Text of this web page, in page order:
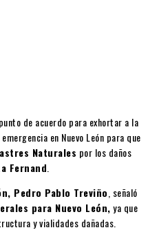
de acuerdo para exhortar a la
en Nuevo León para que
Naturales por los daños
Fernand
Pedro Pablo Treviño , señaló
para Nuevo León,ya que
y vialidades dañadas.